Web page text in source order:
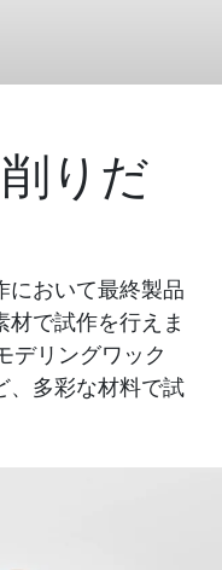
りだ
において最終製品
材で試作を行えま
デリングワック
、多彩な材料で試